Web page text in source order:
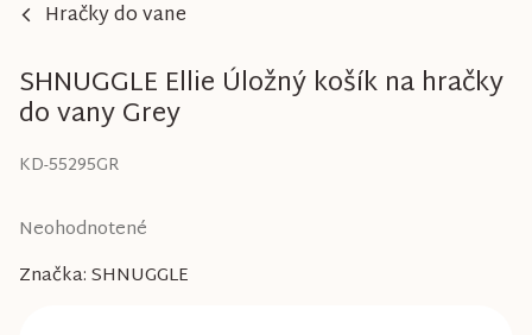
Hračky do vane
SHNUGGLE Ellie Úložný košík na hračky
do vany Grey
KD-55295GR
Priemerné
produktu
Neohodnotené
Značka:SHNUGGLE